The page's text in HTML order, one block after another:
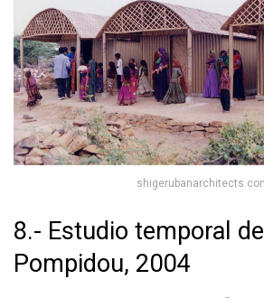
8.- Estudio temporal
Pompidou, 2004